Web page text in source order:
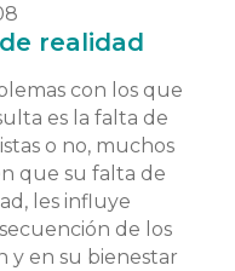
realidad
con los que
es la falta de
o no, muchos
que su falta de
les influye
de los
y en su bienestar